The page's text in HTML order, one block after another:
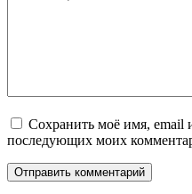
Сохранить моё имя, email
последующих моих